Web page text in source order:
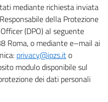
mediante richiesta inviata
della Protezione
(DPO) al seguente
Roma, o mediante e–mail ai
privacy@ipzs.ito
modulo disponibile sul
dei dati personali